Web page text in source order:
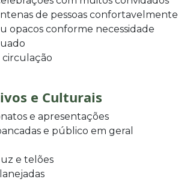
de pessoas confortavelmente
opacos conforme necessidade
circulação
e Culturais
e apresentações
e público em geral
e telões